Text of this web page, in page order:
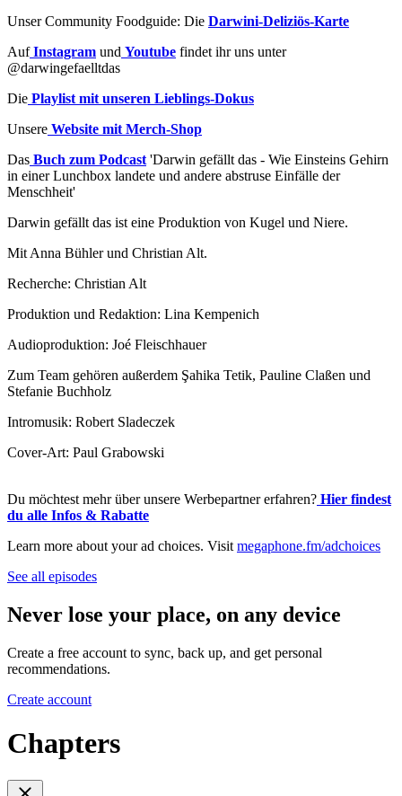
Unser Community Foodguide: Die Darwini-Deliziös-Karte⁠
Auf Instagram und Youtube findet ihr uns unter
@darwingefaelltdas
Die Playlist mit unseren Lieblings-Dokus
Unsere Website mit Merch-Shop
Das Buch zum Podcast 'Darwin gefällt das - Wie Einsteins Gehirn
in einer Lunchbox landete und andere abstruse Einfälle der
Menschheit'
Darwin gefällt das ist eine Produktion von Kugel und Niere.
Mit Anna Bühler und Christian Alt.
Recherche: Christian Alt
Produktion und Redaktion: Lina Kempenich
Audioproduktion: Joé Fleischhauer
Zum Team gehören außerdem Şahika Tetik, Pauline Claßen und
Stefanie Buchholz
Intromusik: Robert Sladeczek
Cover-Art: Paul Grabowski
Du möchtest mehr über unsere Werbepartner erfahren? Hier findest
du alle Infos & Rabatte
Learn more about your ad choices. Visit megaphone.fm/adchoices
See all episodes
Never lose your place, on any device
Create a free account to sync, back up, and get personal
recommendations.
Create account
Chapters